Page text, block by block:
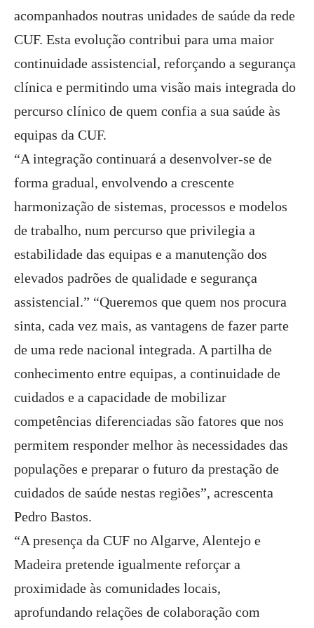
acompanhados noutras unidades de saúde da rede
CUF. Esta evolução contribui para uma maior
continuidade assistencial, reforçando a segurança
clínica e permitindo uma visão mais integrada do
percurso clínico de quem confia a sua saúde às
equipas da CUF.
“A integração continuará a desenvolver-se de
forma gradual, envolvendo a crescente
harmonização de sistemas, processos e modelos
de trabalho, num percurso que privilegia a
estabilidade das equipas e a manutenção dos
elevados padrões de qualidade e segurança
assistencial.” “Queremos que quem nos procura
sinta, cada vez mais, as vantagens de fazer parte
de uma rede nacional integrada. A partilha de
conhecimento entre equipas, a continuidade de
cuidados e a capacidade de mobilizar
competências diferenciadas são fatores que nos
permitem responder melhor às necessidades das
populações e preparar o futuro da prestação de
cuidados de saúde nestas regiões”, acrescenta
Pedro Bastos.
“A presença da CUF no Algarve, Alentejo e
Madeira pretende igualmente reforçar a
proximidade às comunidades locais,
aprofundando relações de colaboração com